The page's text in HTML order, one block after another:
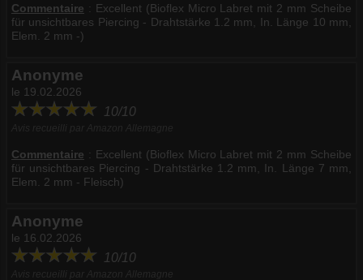
Commentaire : Excellent (Bioflex Micro Labret mit 2 mm Scheibe
für unsichtbares Piercing - Drahtstärke 1.2 mm, In. Länge 10 mm,
Elem. 2 mm -)
Anonyme
le 19.02.2026
10/10
Commentaire : Excellent (Bioflex Micro Labret mit 2 mm Scheibe
für unsichtbares Piercing - Drahtstärke 1.2 mm, In. Länge 7 mm,
Elem. 2 mm - Fleisch)
Anonyme
le 16.02.2026
10/10